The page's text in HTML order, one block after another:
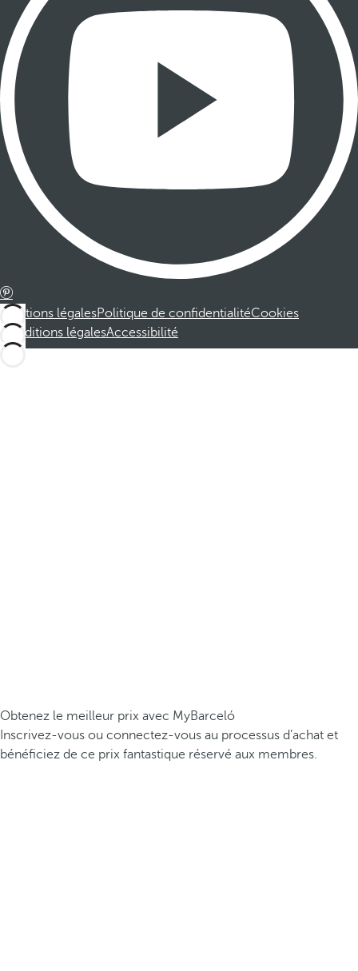
Mentions légalesPolitique de confidentialitéCookies
Conditions légalesAccessibilité
Obtenez le meilleur prix avec MyBarceló
Inscrivez-vous ou connectez-vous au processus d’achat et
bénéficiez de ce prix fantastique réservé aux membres.